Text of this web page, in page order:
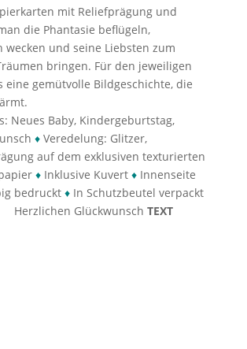
mit Reliefprägung und
die Phantasie beflügeln,
wecken und seine Liebsten zum
bringen. Für den jeweiligen
eine gemütvolle Bildgeschichte, die
Neues Baby, Kindergeburtstag,
♦Veredelung: Glitzer,
auf dem exklusiven texturierten
♦Inklusive Kuvert ♦Innenseite
bedruckt ♦In Schutzbeutel verpackt
Herzlichen Glückwunsch TEXT